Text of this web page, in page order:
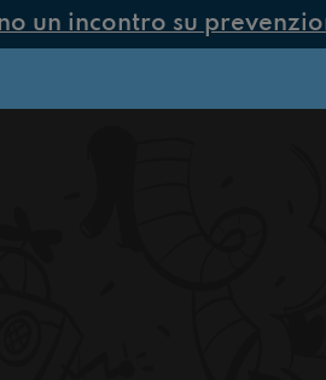
un incontro su